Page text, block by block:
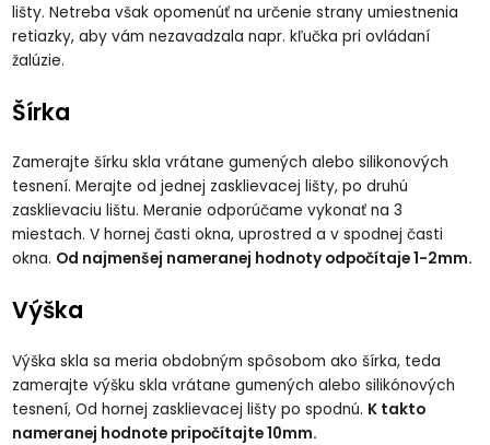
lišty. Netreba však opomenúť na určenie strany umiestnenia
retiazky, aby vám nezavadzala napr. kľučka pri ovládaní
žalúzie.
Šírka
Zamerajte šírku skla vrátane gumených alebo silikonových
tesnení. Merajte od jednej zasklievacej lišty, po druhú
zasklievaciu lištu. Meranie odporúčame vykonať na 3
miestach. V hornej časti okna, uprostred a v spodnej časti
okna. Od najmenšej nameranej hodnoty odpočítaje 1-2mm.
Výška
Výška skla sa meria obdobným spôsobom ako šírka, teda
zamerajte výšku skla vrátane gumených alebo silikónových
tesnení, Od hornej zasklievacej lišty po spodnú. K takto
nameranej hodnote pripočítajte 10mm.